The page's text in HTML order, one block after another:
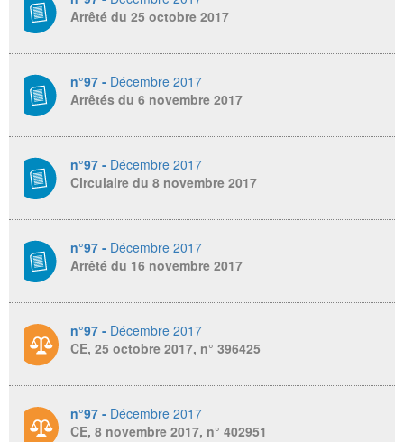
Arrêté du 25 octobre 2017
n°97 - Décembre 2017
Arrêtés du 6 novembre 2017
n°97 - Décembre 2017
Circulaire du 8 novembre 2017
n°97 - Décembre 2017
Arrêté du 16 novembre 2017
n°97 - Décembre 2017
CE, 25 octobre 2017, n° 396425
n°97 - Décembre 2017
CE, 8 novembre 2017, n° 402951